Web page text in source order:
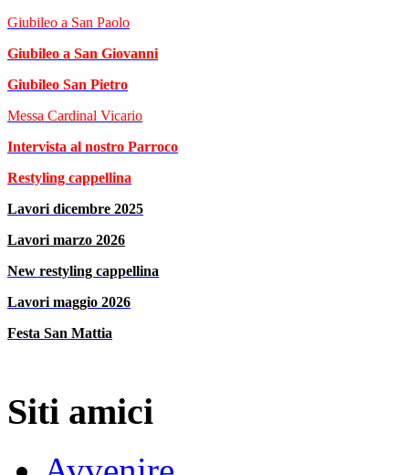
Giubileo a San Paolo
Giubileo a San Giovanni
Giubileo San Pietro
Messa Cardinal Vicario
Intervista al nostro Parroco
Restyling cappellina
Lavori dicembre 2025
Lavori marzo 2026
New restyling cappellina
Lavori maggio 2026
Festa San Mattia
Siti amici